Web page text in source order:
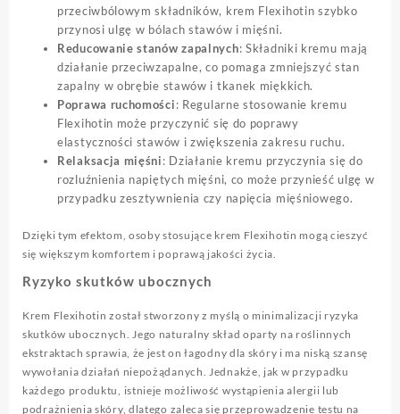
przeciwbólowym składników, krem Flexihotin szybko
przynosi ulgę w bólach stawów i mięśni.
Reducowanie stanów zapalnych: Składniki kremu mają
działanie przeciwzapalne, co pomaga zmniejszyć stan
zapalny w obrębie stawów i tkanek miękkich.
Poprawa ruchomości: Regularne stosowanie kremu
Flexihotin może przyczynić się do poprawy
elastyczności stawów i zwiększenia zakresu ruchu.
Relaksacja mięśni: Działanie kremu przyczynia się do
rozluźnienia napiętych mięśni, co może przynieść ulgę w
przypadku zesztywnienia czy napięcia mięśniowego.
Dzięki tym efektom, osoby stosujące krem Flexihotin mogą cieszyć
się większym komfortem i poprawą jakości życia.
Ryzyko skutków ubocznych
Krem Flexihotin został stworzony z myślą o minimalizacji ryzyka
skutków ubocznych. Jego naturalny skład oparty na roślinnych
ekstraktach sprawia, że jest on łagodny dla skóry i ma niską szansę
wywołania działań niepożądanych. Jednakże, jak w przypadku
każdego produktu, istnieje możliwość wystąpienia alergii lub
podrażnienia skóry, dlatego zaleca się przeprowadzenie testu na